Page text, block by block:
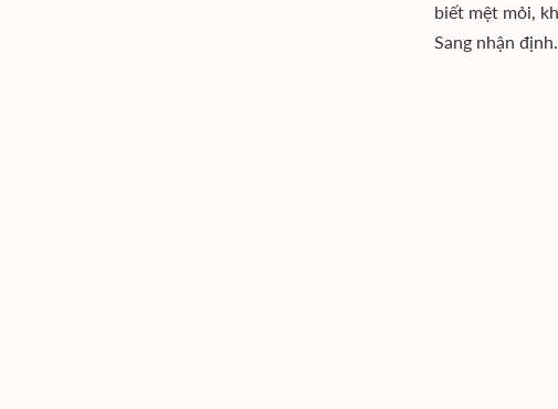
biết mệt mỏi,
Sang nhận định.